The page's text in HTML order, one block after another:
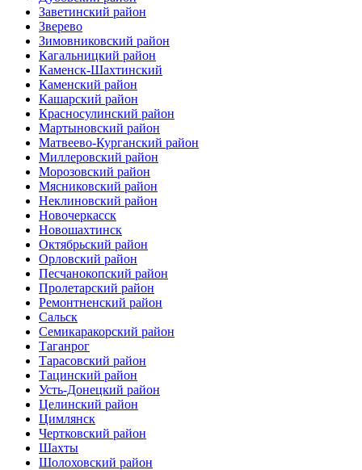
Заветинский район
Зверево
Зимовниковский район
Кагальницкий район
Каменск-Шахтинский
Каменский район
Кашарский район
Красносулинский район
Мартыновский район
Матвеево-Курганский район
Миллеровский район
Морозовский район
Мясниковский район
Неклиновский район
Новочеркасск
Новошахтинск
Октябрьский район
Орловский район
Песчанокопский район
Пролетарский район
Ремонтненский район
Сальск
Семикаракорский район
Таганрог
Тарасовский район
Тацинский район
Усть-Донецкий район
Целинский район
Цимлянск
Чертковский район
Шахты
Шолоховский район